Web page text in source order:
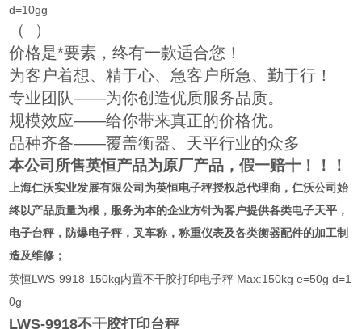
d=10gg
（
）
价格是*要素，终有一款适合您！
为客户着想、精于心、急客户所急、勤于行！
专业团队——为你创造优质服务品质。
规模效应——给你带来真正的价格优。
品种齐备——覆盖衡器、天平行业的众多
本公司所售英恒产品为原厂产品，假一赔十！！！
上海仁沃实业发展有限公司为英恒电子秤授权总代理商 ，仁沃公司始
终以产品质量为根，服务为本的企业方针为客户提供各类电子天平，
电子台秤，防爆电子秤，叉车称，称重仪表及各类衡器配件的加工制
造及维修；
英恒LWS-9918-150kg内置不干胶打印电子秤 Max:150kg e=50g d=1
0g
LWS-9918不干胶打印台秤